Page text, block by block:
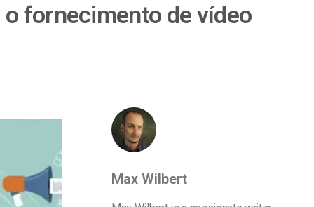
fornecimento de vídeo
Max Wilbert